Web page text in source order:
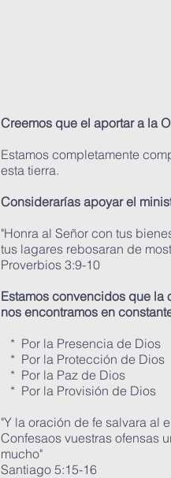
Creemos que el aportar a la
Estamos completamente
esta tierra.
Considerarías apoyar el
"Honra al Señor con tus
tus lagares rebosaran de
Proverbios 3:9-10
Estamos convencidos que la
nos encontramos en
* Por la Presencia de Dios
* Por la Protección de Dios
* Por la Paz de Dios
* Por la Provisión de Dios
"Y la oración de fe salvara al
Confesaos vuestras ofensas
mucho"
Santiago 5:15-16